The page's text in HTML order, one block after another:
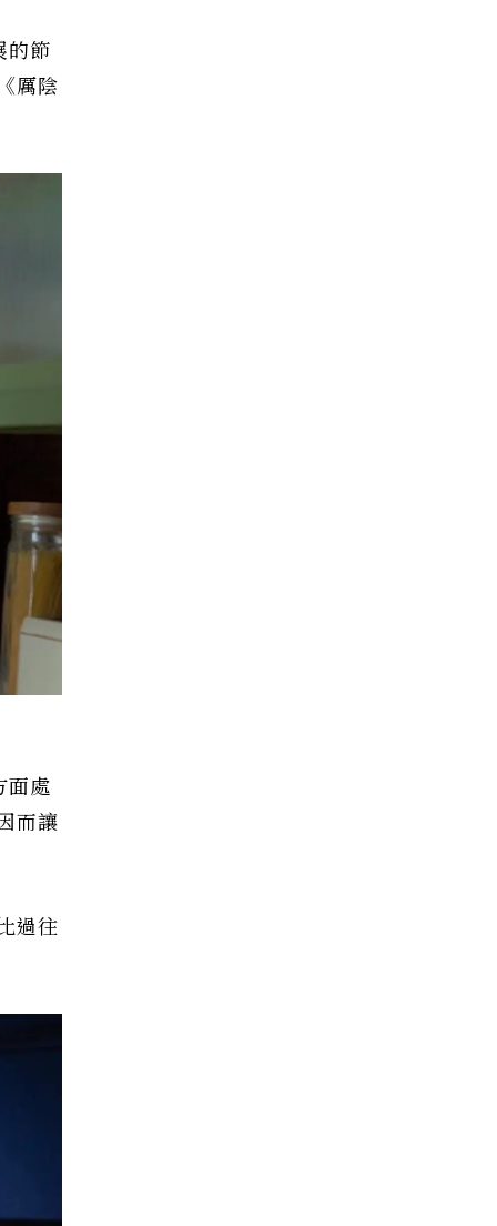
的節
厲陰
面處
而讓
過往